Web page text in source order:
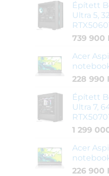
Épített
Ultra 5,
739 900
Acer
228 990
Épített
Ultra 7,
1 299
Acer
226 900